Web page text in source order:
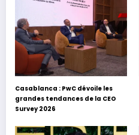
Casablanca : PwC dévoile les
grandes tendances de la CEO
Survey 2026